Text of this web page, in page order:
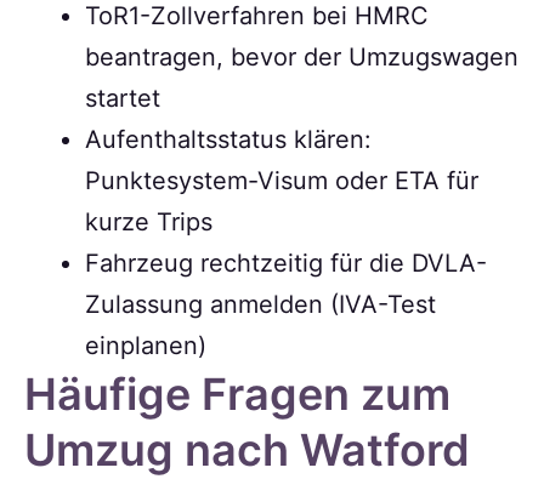
ToR1-Zollverfahren bei HMRC
beantragen, bevor der Umzugswagen
startet
Aufenthaltsstatus klären:
Punktesystem-Visum oder ETA für
kurze Trips
Fahrzeug rechtzeitig für die DVLA-
Zulassung anmelden (IVA-Test
einplanen)
Häufige Fragen zum
Umzug nach Watford